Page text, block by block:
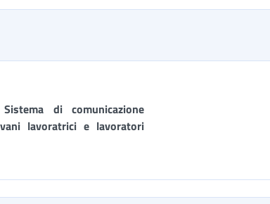
di comunicazione
lavoratrici e lavoratori